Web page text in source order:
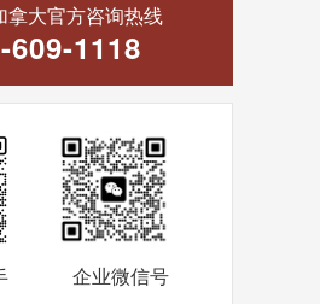
拿大官方咨询热线
609-1118
企业微信号